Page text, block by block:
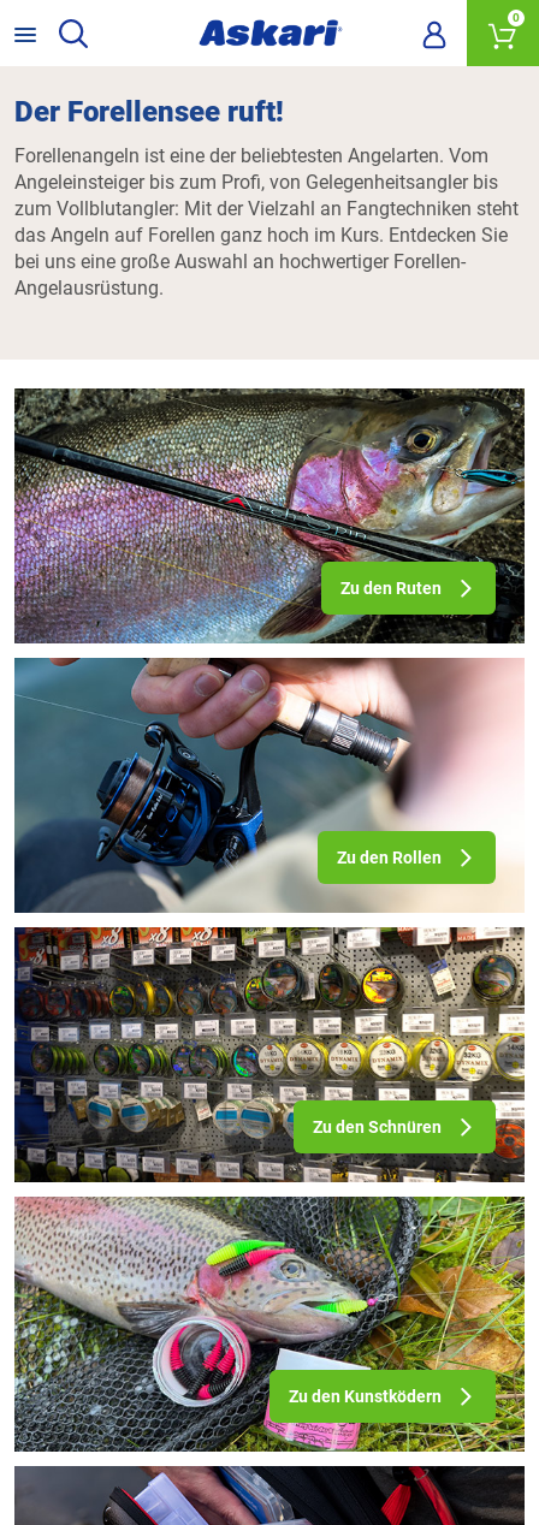
0
Der Forellensee ruft!
Forellenangeln ist eine der beliebtesten Angelarten. Vom
Angeleinsteiger bis zum Profi, von Gelegenheitsangler bis
zum Vollblutangler: Mit der Vielzahl an Fangtechniken steht
das Angeln auf Forellen ganz hoch im Kurs. Entdecken Sie
bei uns eine große Auswahl an hochwertiger Forellen-
Angelausrüstung.
Zu den Ruten
Zu den Rollen
Zu den Schnüren
Zu den Kunstködern